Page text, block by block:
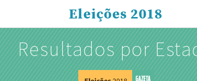
Eleições 2018
Resultados por